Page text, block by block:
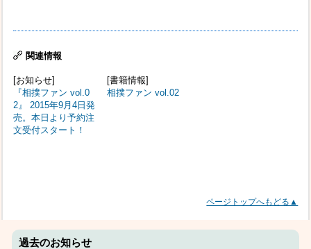
関連情報
[お知らせ]
『相撲ファン vol.0
2』 2015年9月4日発
売。本日より予約注
文受付スタート！
[書籍情報]
相撲ファン vol.02
ページトップへもどる▲
過去のお知らせ